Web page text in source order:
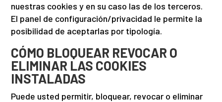
nuestras cookies y en su caso las de los terceros.
El panel de configuración/privacidad le permite la
posibilidad de aceptarlas por tipología.
CÓMO BLOQUEAR REVOCAR O
ELIMINAR LAS COOKIES
INSTALADAS
Puede usted permitir, bloquear, revocar o eliminar